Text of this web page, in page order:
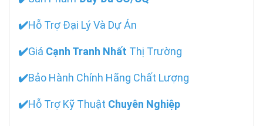
✔️Hỗ Trợ Đại Lý Và Dự Án
✔️Giá Cạnh Tranh Nhất Thị Trường
✔️Bảo Hành Chính Hãng Chất Lượng
✔️Hỗ Trợ Kỹ Thuật Chuyên Nghiệp